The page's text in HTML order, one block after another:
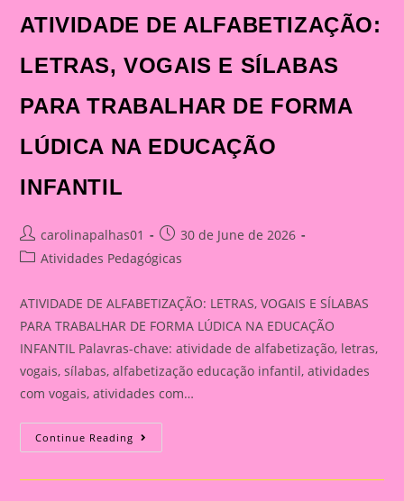
ATIVIDADE DE ALFABETIZAÇÃO:
LETRAS, VOGAIS E SÍLABAS
PARA TRABALHAR DE FORMA
LÚDICA NA EDUCAÇÃO
INFANTIL
Post
author:
carolinapalhas01
Post
published:
30 de June de 2026
PostAtividades Pedagógicas
ATIVIDADE DE ALFABETIZAÇÃO: LETRAS, VOGAIS E SÍLABAS
PARA TRABALHAR DE FORMA LÚDICA NA EDUCAÇÃO
INFANTIL Palavras-chave: atividade de alfabetização, letras,
vogais, sílabas, alfabetização educação infantil, atividades
com vogais, atividades com…
Continue Reading ATIVIDADE
DE
LETRAS,